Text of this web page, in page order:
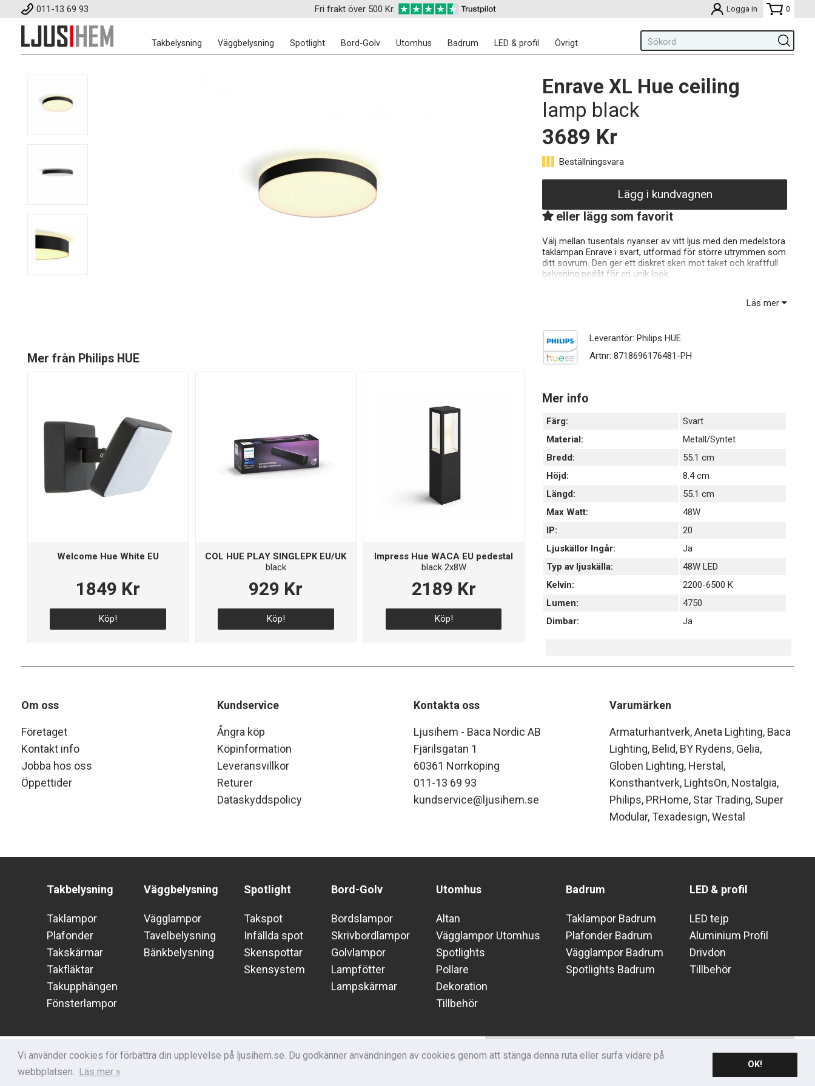
Vi använder cookies för förbättra din upplevelse på ljusihem.se. Du godkänner användningen av cookies genom att stänga denna ruta eller surfa vidare på
webbplatsen. Läs mer »
OK!
011-13 69 93 Fri frakt över 500 Kr. Logga in 0
Takbelysning Väggbelysning Spotlight Bord-Golv Utomhus Badrum LED & profil Övrigt
Mer från Philips HUE
Welcome Hue White EU
1849 Kr
Köp!
COL HUE PLAY SINGLEPK EU/UK
black
929 Kr
Köp!
Impress Hue WACA EU pedestal
black 2x8W
2189 Kr
Köp!
Enrave XL Hue ceiling
lamp black
3689 Kr
Lägg i kundvagnen
eller lägg som favorit
Välj mellan tusentals nyanser av vitt ljus med den medelstora
taklampan Enrave i svart, utformad för större utrymmen som
ditt sovrum. Den ger ett diskret sken mot taket och kraftfull
belysning nedåt för en unik look.
Läs mer
Leverantör:Philips HUE
Artnr:8718696176481-PH
Mer info
Färg:
Svart
Material:
Metall/Syntet
Bredd:
55.1 cm
Höjd:
8.4 cm
Längd:
55.1 cm
Max Watt:
48W
IP:
20
Ljuskällor Ingår:
Ja
Typ av ljuskälla:
48W LED
Kelvin:
2200-6500 K
Lumen:
4750
Dimbar:
Ja
Om oss
Företaget
Kontakt info
Jobba hos oss
Öppettider
Kundservice
Ångra köp
Köpinformation
Leveransvillkor
Returer
Dataskyddspolicy
Kontakta oss
Ljusihem - Baca Nordic AB
Fjärilsgatan 1
60361 Norrköping
011-13 69 93
kundservice@ljusihem.se
Varumärken
Armaturhantverk Aneta Lighting Baca
Lighting Belid BY Rydens Gelia
Globen Lighting Herstal
Konsthantverk LightsOn Nostalgia
Philips PRHome Star Trading Super
Modular Texadesign Westal
Takbelysning
Taklampor
Plafonder
Takskärmar
Takfläktar
Takupphängen
Fönsterlampor
Väggbelysning
Vägglampor
Tavelbelysning
Bänkbelysning
Spotlight
Takspot
Infällda spot
Skenspottar
Skensystem
Bord-Golv
Bordslampor
Skrivbordlampor
Golvlampor
Lampfötter
Lampskärmar
Utomhus
Altan
Vägglampor Utomhus
Spotlights
Pollare
Dekoration
Tillbehör
Badrum
Taklampor Badrum
Plafonder Badrum
Vägglampor Badrum
Spotlights Badrum
LED & profil
LED tejp
Aluminium Profil
Drivdon
Tillbehör
Nyhetsbrev
SKICKA